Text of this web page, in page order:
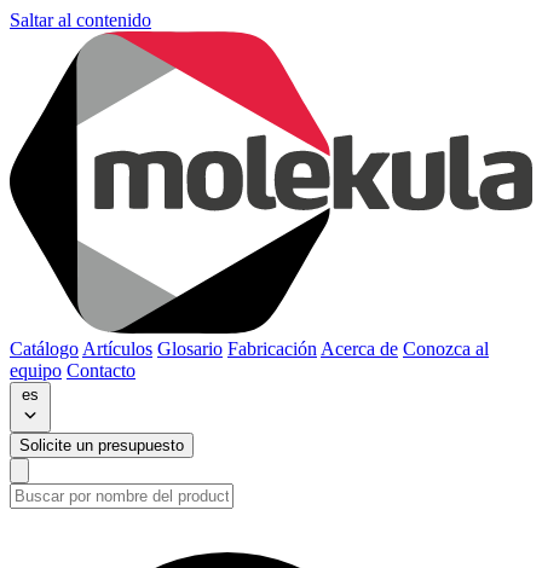
Saltar al contenido
Catálogo Artículos Glosario Fabricación Acerca de Conozca al
equipo Contacto
es
Solicite un presupuesto